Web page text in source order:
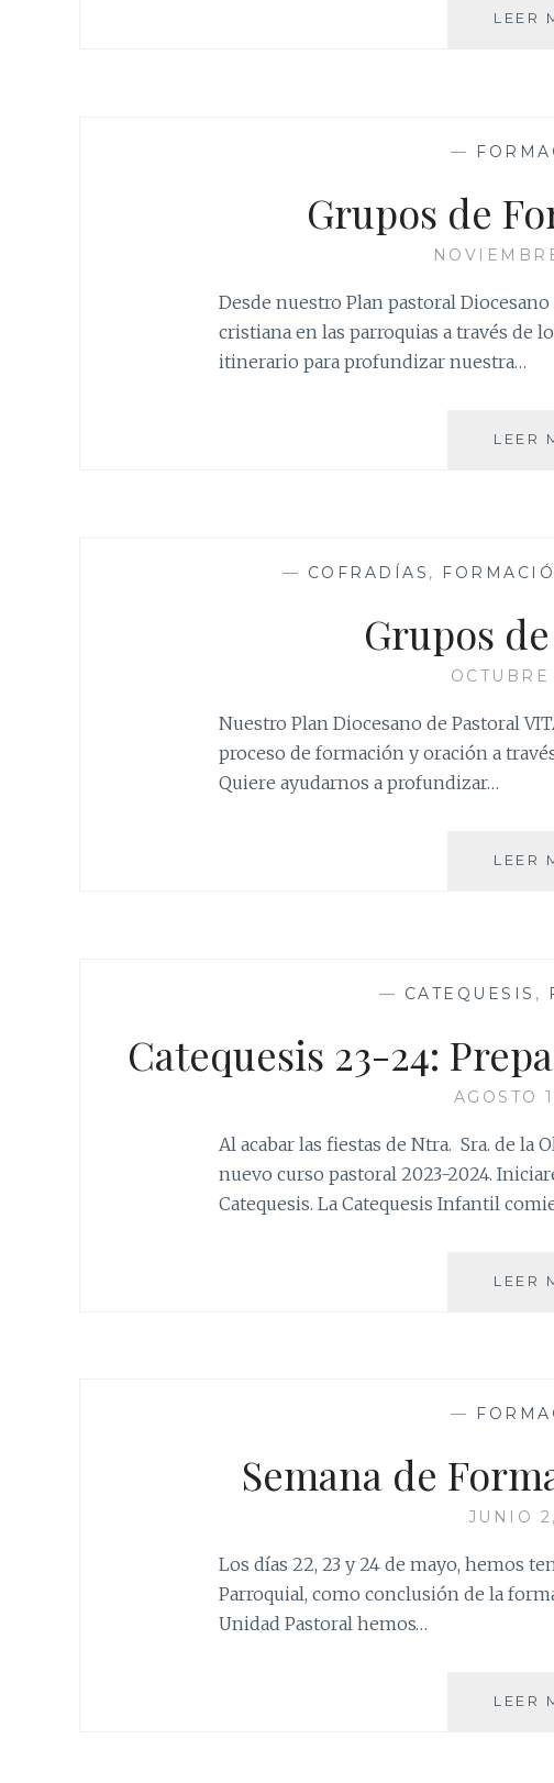
LEER
—
Grupos de
Desde nuestro Plan pastoral
cristiana en las parroquias a través de
itinerario para profundizar nuestra…
LEER
— COFRADÍAS ,
Grupos
Nuestro Plan Diocesano de Pastoral
proceso de formación y oración a
Quiere ayudarnos a profundizar…
LEER
— CATEQUESIS ,
Catequesis 23-24:
AGOSTO
Al acabar las fiestas de Ntra. Sra. de la
nuevo curso pastoral 2023-2024.
Catequesis. La Catequesis Infantil
LEER
—
Semana de
JUNIO
Los días 22, 23 y 24 de mayo, hemos
Parroquial, como conclusión de la
Unidad Pastoral hemos…
LEER